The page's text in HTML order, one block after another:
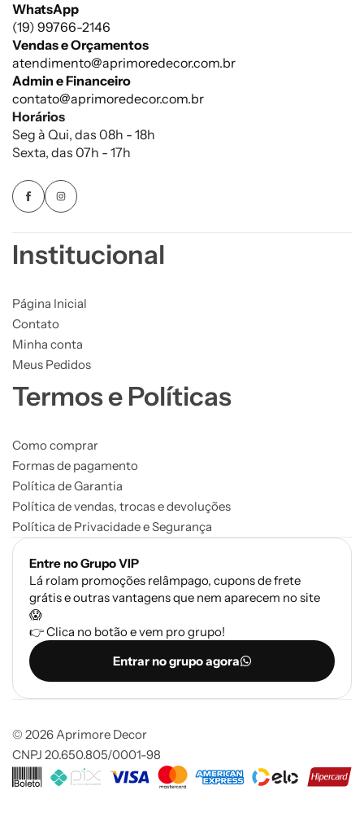
WhatsApp
(19) 99766-2146
Vendas e Orçamentos
atendimento@aprimoredecor.com.br
Admin e Financeiro
contato@aprimoredecor.com.br
Horários
Seg à Qui, das 08h - 18h
Sexta, das 07h - 17h
Institucional
Página Inicial
Contato
Minha conta
Meus Pedidos
Termos e Políticas
Como comprar
Formas de pagamento
Política de Garantia
Política de vendas, trocas e devoluções
Política de Privacidade e Segurança
Entre no Grupo VIP
Lá rolam promoções relâmpago, cupons de frete
grátis e outras vantagens que nem aparecem no site
😱
👉 Clica no botão e vem pro grupo!
Entrar no grupo agora
© 2026 Aprimore Decor
CNPJ 20.650.805/0001-98